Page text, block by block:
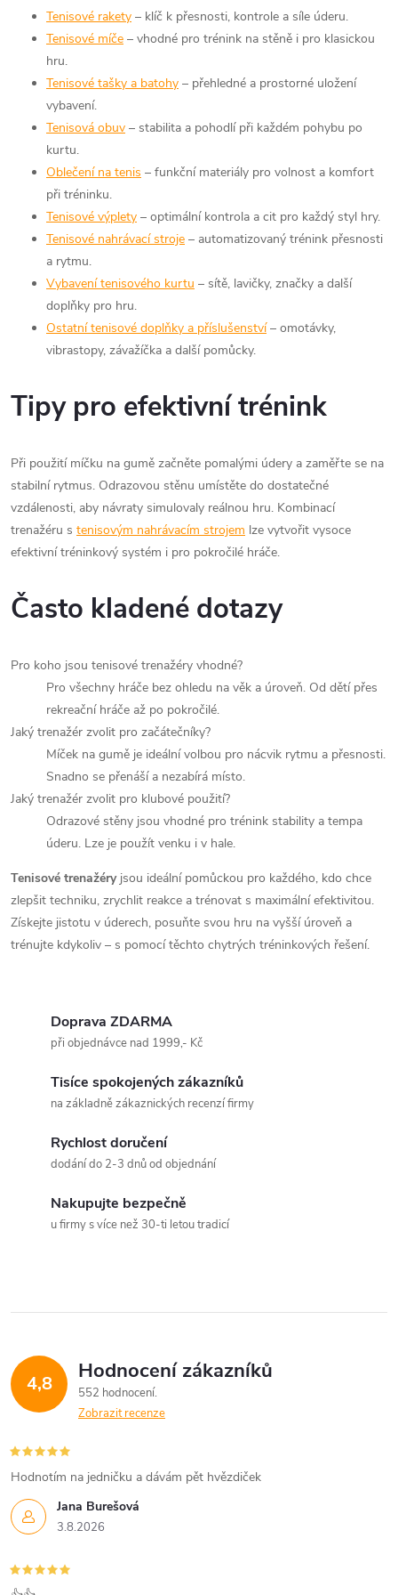
Tenisové rakety – klíč k přesnosti, kontrole a síle úderu.
Tenisové míče – vhodné pro trénink na stěně i pro klasickou
hru.
Tenisové tašky a batohy – přehledné a prostorné uložení
vybavení.
Tenisová obuv – stabilita a pohodlí při každém pohybu po
kurtu.
Oblečení na tenis – funkční materiály pro volnost a komfort
při tréninku.
Tenisové výplety – optimální kontrola a cit pro každý styl hry.
Tenisové nahrávací stroje – automatizovaný trénink přesnosti
a rytmu.
Vybavení tenisového kurtu – sítě, lavičky, značky a další
doplňky pro hru.
Ostatní tenisové doplňky a příslušenství– omotávky,
vibrastopy, závažíčka a další pomůcky.
Tipy pro efektivní trénink
Při použití míčku na gumě začněte pomalými údery a zaměřte se na
stabilní rytmus. Odrazovou stěnu umístěte do dostatečné
vzdálenosti, aby návraty simulovaly reálnou hru. Kombinací
trenažéru s tenisovým nahrávacím strojem lze vytvořit vysoce
efektivní tréninkový systém i pro pokročilé hráče.
Často kladené dotazy
Pro koho jsou tenisové trenažéry vhodné?
Pro všechny hráče bez ohledu na věk a úroveň. Od dětí přes
rekreační hráče až po pokročilé.
Jaký trenažér zvolit pro začátečníky?
Míček na gumě je ideální volbou pro nácvik rytmu a přesnosti.
Snadno se přenáší a nezabírá místo.
Jaký trenažér zvolit pro klubové použití?
Odrazové stěny jsou vhodné pro trénink stability a tempa
úderu. Lze je použít venku i v hale.
Tenisové trenažéryjsou ideální pomůckou pro každého, kdo chce
zlepšit techniku, zrychlit reakce a trénovat s maximální efektivitou.
Získejte jistotu v úderech, posuňte svou hru na vyšší úroveň a
trénujte kdykoliv – s pomocí těchto chytrých tréninkových řešení.
Doprava ZDARMA
při objednávce nad 1999,- Kč
Tisíce spokojených zákazníků
na základně zákaznických recenzí firmy
Rychlost doručení
dodání do 2-3 dnů od objednání
Nakupujte bezpečně
u firmy s více než 30-ti letou tradicí
4,8 Hodnocení zákazníků
552 hodnocení
Zobrazit recenze
Jana Burešová
3.8.2026
Hodnotím na jedničku a dávám pět hvězdiček